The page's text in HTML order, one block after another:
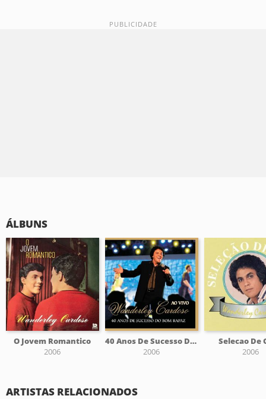
ÁLBUNS
O Jovem Romantico
2006
40 Anos De Sucesso Do Bom Rapaz
2006
Selecao De
2006
ARTISTAS RELACIONADOS